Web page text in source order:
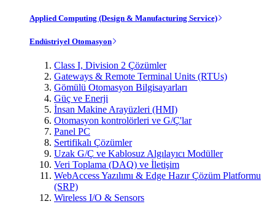
Applied Computing (Design & Manufacturing Service)
Endüstriyel Otomasyon
Class I, Division 2 Çözümler
Gateways & Remote Terminal Units (RTUs)
Gömülü Otomasyon Bilgisayarları
Güç ve Enerji
İnsan Makine Arayüzleri (HMI)
Otomasyon kontrolörleri ve G/Ç'lar
Panel PC
Sertifikalı Çözümler
Uzak G/Ç ve Kablosuz Algılayıcı Modüller
Veri Toplama (DAQ) ve İletişim
WebAccess Yazılımı & Edge Hazır Çözüm Platformu
(SRP)
Wireless I/O & Sensors